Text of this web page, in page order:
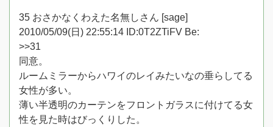
35 おさかなくわえた名無しさん [sage]
2010/05/09(日) 22:55:14 ID:0T2ZTiFV Be:
>>31
同意。
ルームミラーからハワイのレイみたいなの垂らしてる
女性が多い。
薄い半透明のカーテンをフロントガラスに付けてる女
性を見た時はびっくりした。